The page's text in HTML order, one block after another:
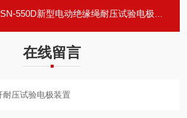
550D新型电动绝缘绳耐压试验电极装置
在线留言